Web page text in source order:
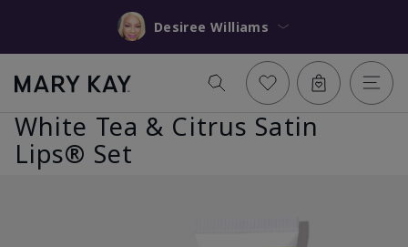
Desiree Williams
White Tea & Citrus Satin
Lips® Set